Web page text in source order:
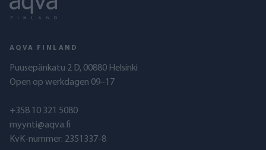
AQVA FINLAND
Puusepänkatu 2 D, 00880 Helsinki
Open op werkdagen 09–17
+358 10 321 5080
myynti@aqva.fi
KvK-nummer: 2351337-8